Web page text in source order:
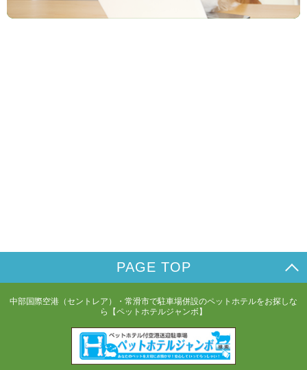
PAGE TOP
中部国際空港（セントレア）・常滑市で駐車場併設のペットホテルをお探しな
ら【ペットホテルジャンボ】